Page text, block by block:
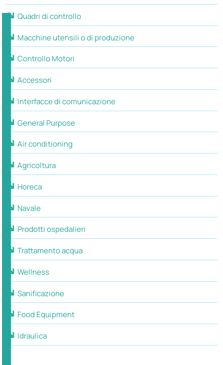
Quadri di controllo
Macchine utensili o di produzione
Controllo Motori
Accessori
Interfacce di comunicazione
General Purpose
Air conditioning
Agricoltura
Horeca
Navale
Prodotti ospedalieri
Trattamento acqua
Wellness
Sanificazione
Food Equipment
Idraulica